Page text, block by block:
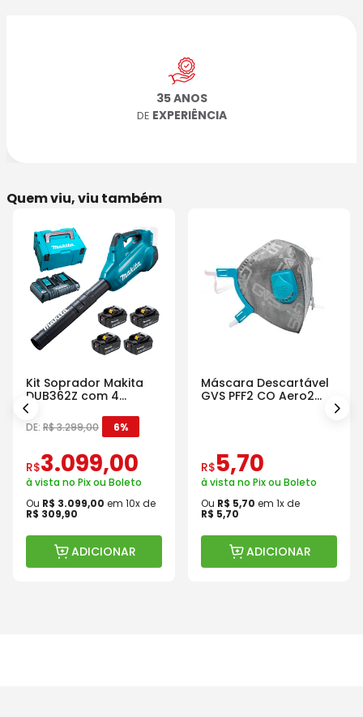
35 ANOS
DE EXPERIÊNCIA
Quem viu, viu também
Kit Soprador Makita
DUB362Z com 4
Baterias Carregador e
Maleta
DE: R$3.299,00 6%
R$3.099,00
à vista no Pix ou Boleto
Ou R$ 3.099,00 em 10x de
R$ 309,90
ADICIONAR
Máscara Descartável
GVS PFF2 CO Aero2
R$5,70
à vista no Pix ou Boleto
Ou R$ 5,70 em 1x de
R$ 5,70
ADICIONAR